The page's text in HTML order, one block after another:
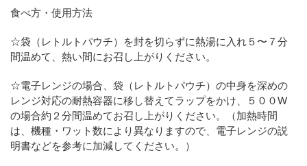
食べ方・使用方法
☆袋（レトルトパウチ）を封を切らずに熱湯に入れ５〜７分
間温めて、熱い間にお召し上がりください。
☆電子レンジの場合、袋（レトルトパウチ）の中身を深めの
レンジ対応の耐熱容器に移し替えてラップをかけ、５００W
の場合約２分間温めてお召し上がりください。（加熱時間
は、機種・ワット数により異なりますので、電子レンジの説
明書などを参考に加減してください。）